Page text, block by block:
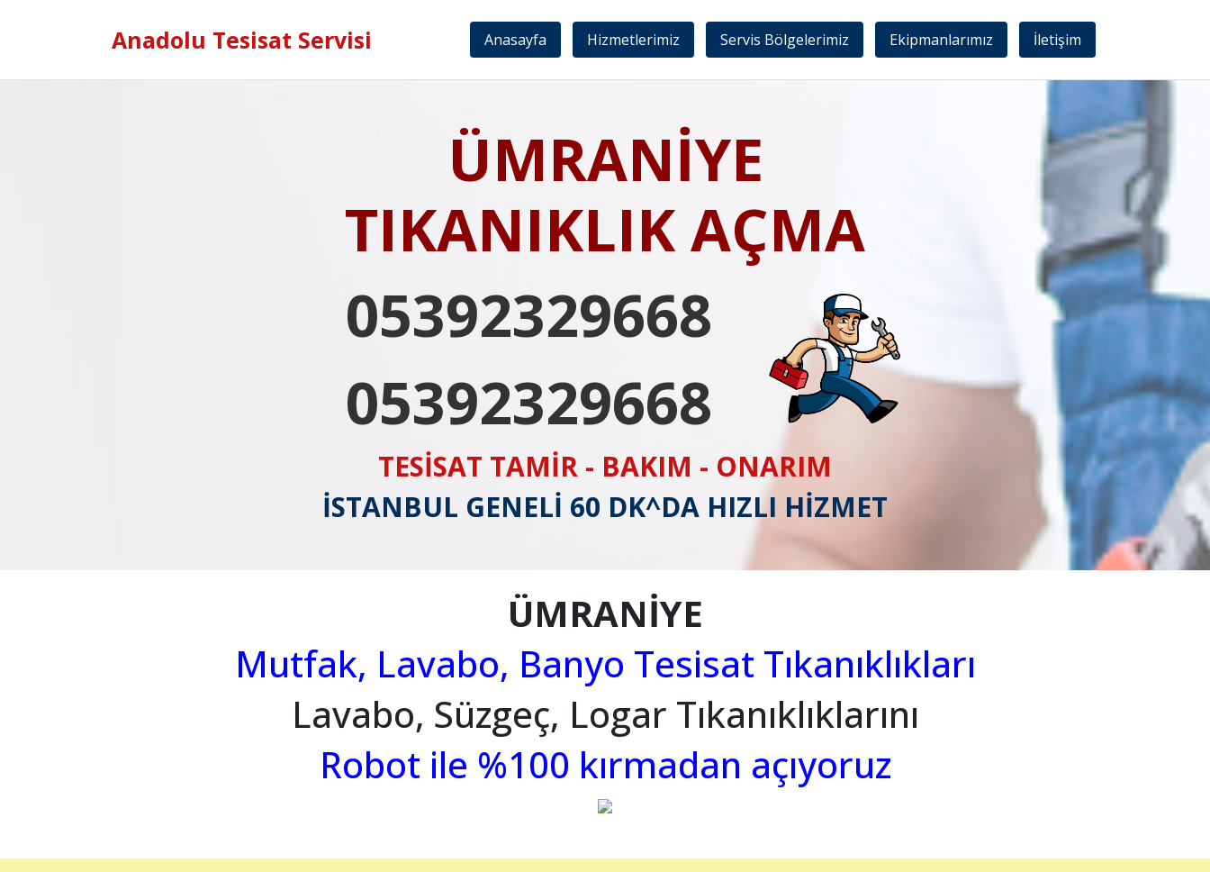
Anadolu Tesisat Servisi Anasayfa Hizmetlerimiz Servis Bölgelerimiz Ekipmanlarımız İletişim
ÜMRANİYE
TIKANIKLIK AÇMA
05392329668
05392329668
TESİSAT TAMİR - BAKIM - ONARIM
İSTANBUL GENELİ 60 DK^DA HIZLI HİZMET
ÜMRANİYE
Mutfak, Lavabo, Banyo Tesisat Tıkanıklıkları
Lavabo, Süzgeç, Logar Tıkanıklıklarını
Robot ile %100 kırmadan açıyoruz